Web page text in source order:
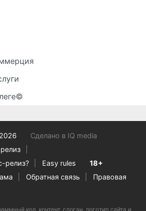
Сделано в IQ media
релиз?
Easy rules
18+
Обратная связь
Правовая
код, контент, слоган, логотип сайта и